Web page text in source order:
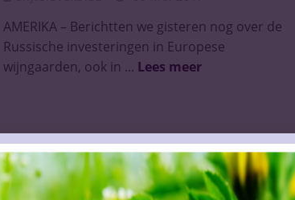
AMERIKA – Berichtten we gisteren nog over de
Russische investeringen in Europese
wijngaarden, ook in ... Lees meer